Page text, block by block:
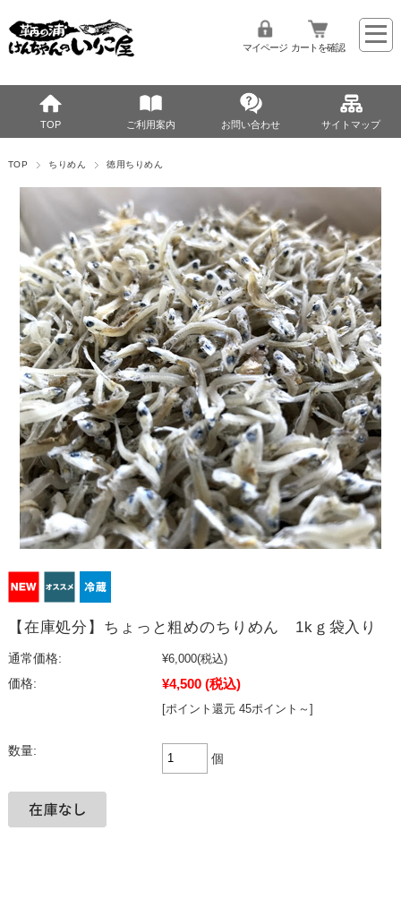
マイページ カートを確認
TOP ご利用案内 お問い合わせ サイトマップ
TOP ちりめん 徳用ちりめん
【在庫処分】ちょっと粗めのちりめん 1kｇ袋入り
通常価格: ¥6,000(税込)
価格:
¥4,500 (税込)
[ポイント還元 45ポイント～]
数量:
個